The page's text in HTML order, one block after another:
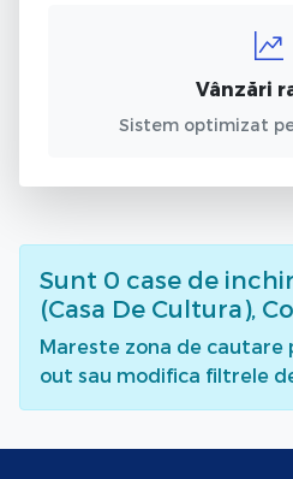
Vânzări
Sistem optimizat
Sunt 0 case de
(Casa De Cultura),
Mareste zona de cautare
out sau modifica filtrele